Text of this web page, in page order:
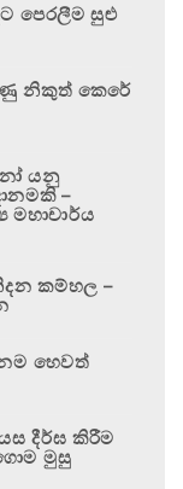
පෙරලීම සුළු
නිකුත් කෙරේ
යනු
–
මහාචාර්ය
කම්හල –
හෙවත්
දීර්ඝ කිරීම
මුසු